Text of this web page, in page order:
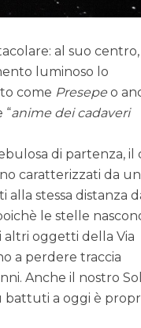
al suo centro,
luminoso lo
come Presepe o
“anime dei cadaveri
di partenza, il
caratterizzati da
alla stessa distanza
le stelle
altri oggetti della Via
a perdere traccia
Anche il nostro
battuti a oggi è